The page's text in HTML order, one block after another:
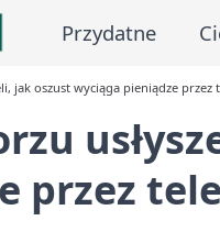
Przydatne
jak oszust wyciąga pieniądze przez
przez